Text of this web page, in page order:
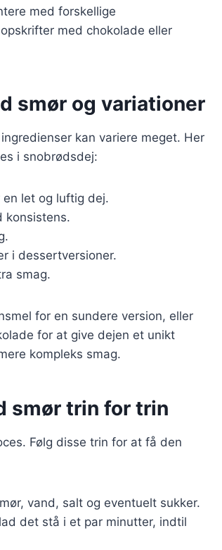
med forskellige
med chokolade eller
smør og variationer
kan variere meget. Her
i snobrødsdej:
let og luftig dej.
konsistens.
i dessertversioner.
smag.
for en sundere version, eller
for at give dejen et unikt
kompleks smag.
smør trin for trin
Følg disse trin for at få den
vand, salt og eventuelt sukker.
det stå i et par minutter, indtil